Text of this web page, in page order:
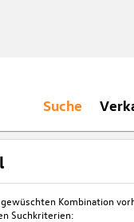
Suche
Kombination
Suchkriterien: